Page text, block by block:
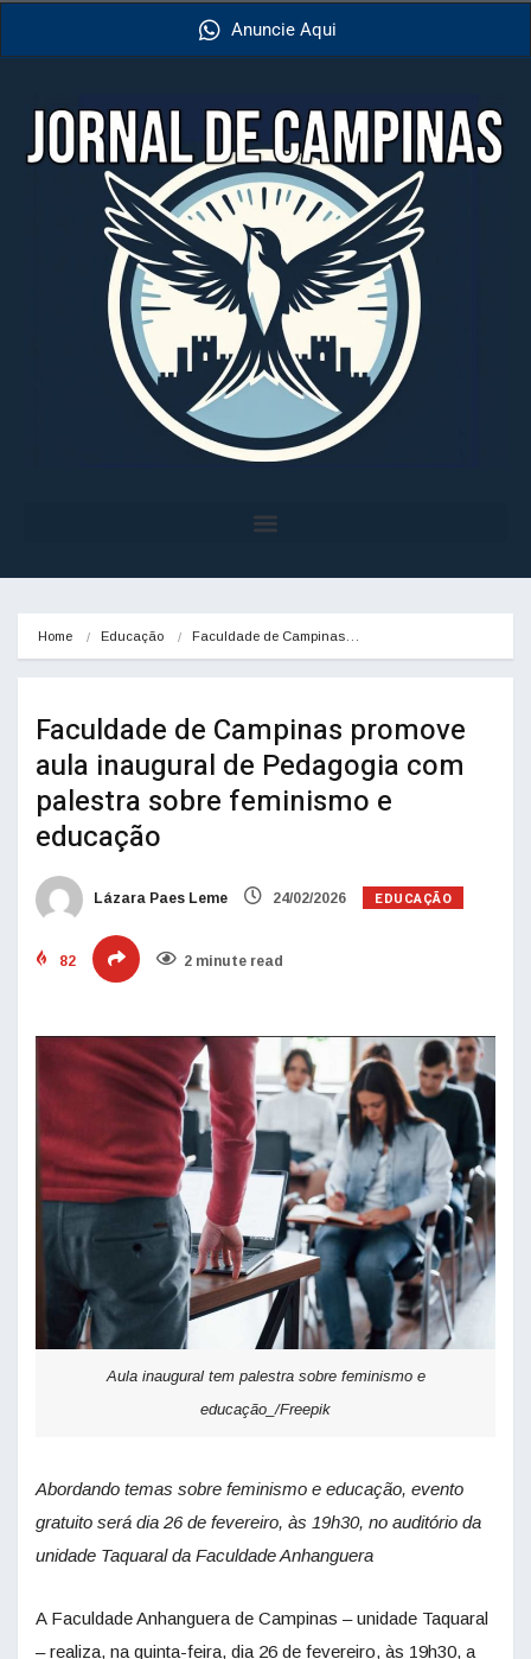
Anuncie Aqui
Home Educação Faculdade de Campinas…
Faculdade de Campinas promove
aula inaugural de Pedagogia com
palestra sobre feminismo e
educação
Lázara Paes Leme 24/02/2026 EDUCAÇÃO
82 2 minute read
Aula inaugural tem palestra sobre feminismo e
educação_/Freepik
Abordando temas sobre feminismo e educação, evento
gratuito será dia 26 de fevereiro, às 19h30, no auditório da
unidade Taquaral da Faculdade Anhanguera
A Faculdade Anhanguera de Campinas – unidade Taquaral
– realiza, na quinta-feira, dia 26 de fevereiro, às 19h30, a